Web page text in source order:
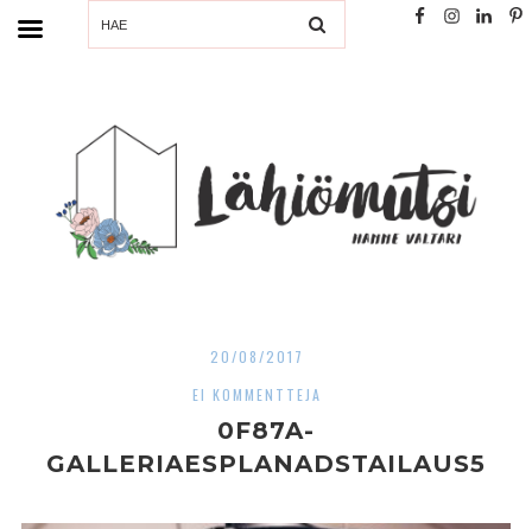
SEARCH
20/08/2017
EI KOMMENTTEJA
0F87A-
GALLERIAESPLANADSTAILAUS5